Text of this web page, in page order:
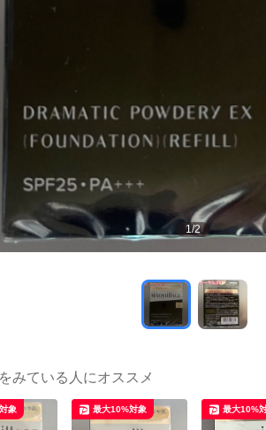
1/2
みている人にオススメ
象 最大10%対象 最大10%